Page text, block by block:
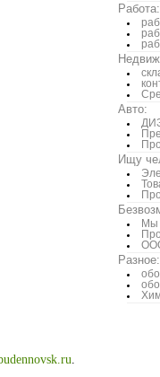
Работа:
Авто:
Ищу
Мы
Разное: